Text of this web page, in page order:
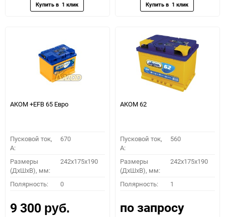
АКОМ +EFB 65 Евро
Пусковой ток,
A:
670
Размеры
(ДхШхВ), мм:
242x175x190
Полярность: 0
9 300 руб.
АКОМ 62
Пусковой ток,
A:
560
Размеры
(ДхШхВ), мм:
242x175x190
Полярность: 1
по запросу